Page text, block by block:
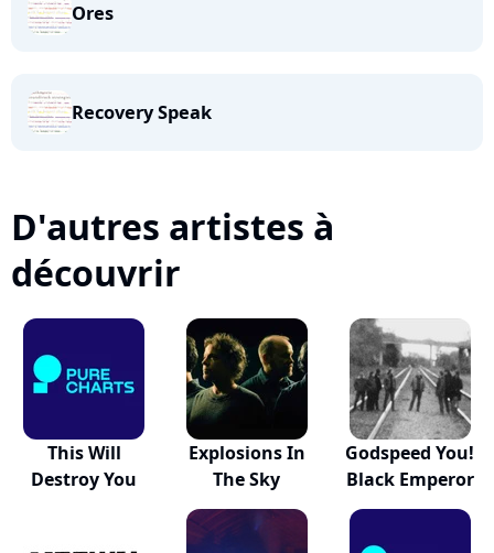
Ores
Recovery Speak
D'autres artistes à
découvrir
This Will
Destroy You
Explosions In
The Sky
Godspeed You!
Black Emperor